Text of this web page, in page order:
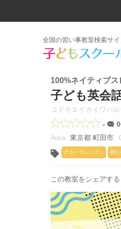
全国の習い事教室検索サイ
100%ネイティブ
子ども英会
コドモエイカイワバ
-
東京都 町田市
グループレッスン 初心
この教室をシェアする